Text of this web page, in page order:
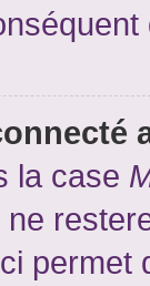
la case
permet